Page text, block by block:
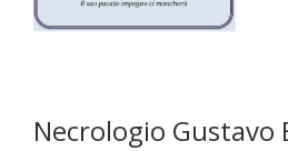
Necrologio Gustavo